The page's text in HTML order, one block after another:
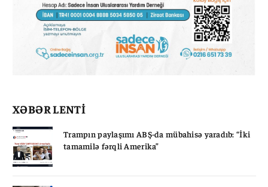
XƏBƏR LENTİ
Trampın paylaşımı ABŞ-da mübahisə yaradıb: “İki
tamamilə fərqli Amerika”